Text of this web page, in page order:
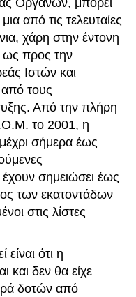
Οργάνων, μπορεί
από τις τελευταίες
χάρη στην έντονη
προς την
Ιστών και
τους
Από την πλήρη
το 2001, η
σήμερα έως
σημειώσει έως
των εκατοντάδων
στις λίστες
ότι η
και δεν θα είχε
δοτών από